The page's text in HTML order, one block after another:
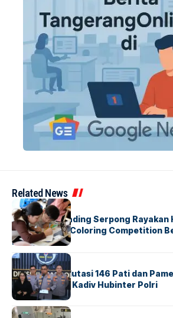
Related News
BERITAINDEX
Atria Hotel Gading Serpong Rayakan
Lewat Family Coloring Competition
Indonesia
BERITA
Mabes Polri Mutasi 146 Pati dan
Untung Jabat Kadiv Hubinter Polri
BANDARABERITA